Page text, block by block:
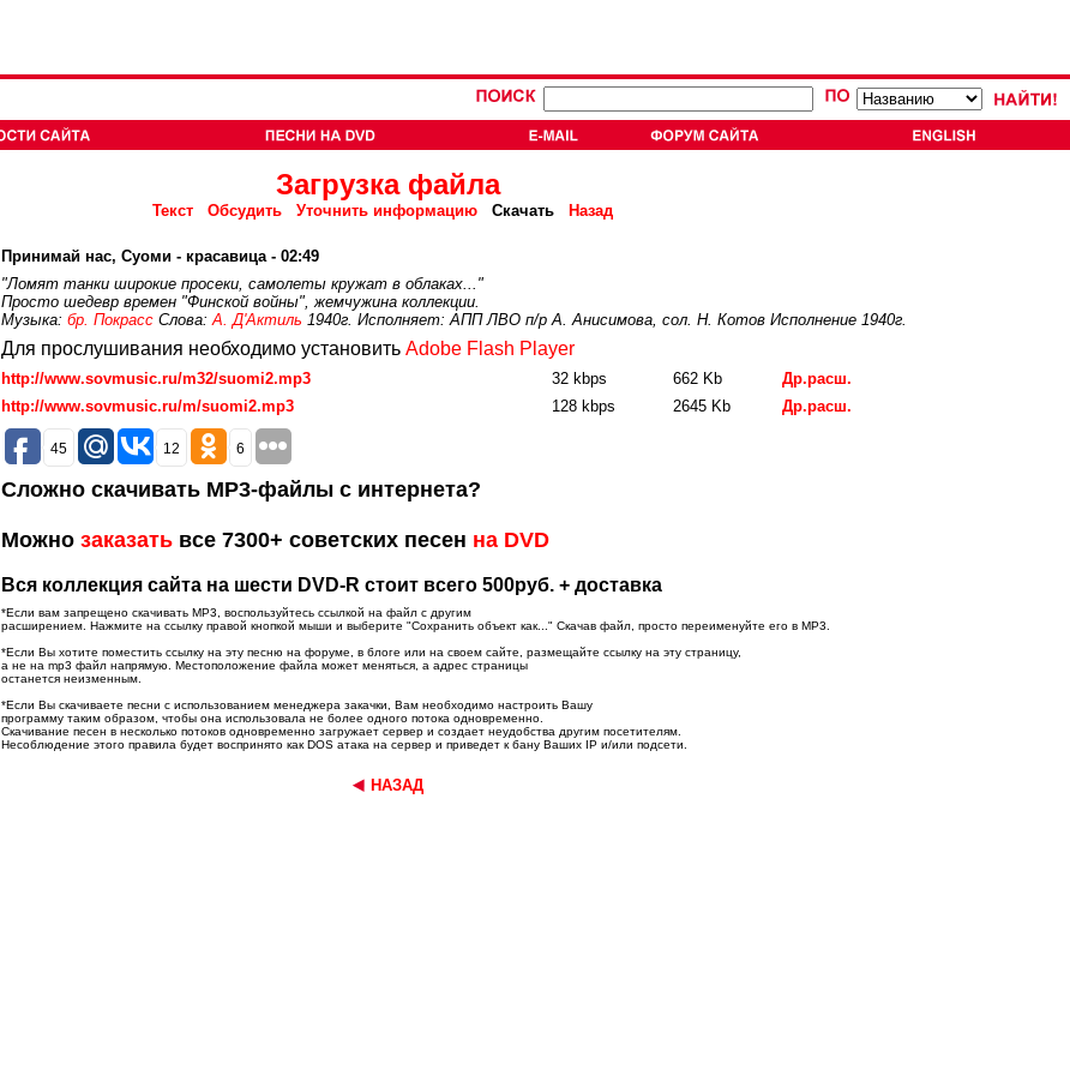
Загрузка файла
Текст Обсудить Уточнить информацию Скачать Назад
Принимай нас, Суоми - красавица - 02:49
"Ломят танки широкие просеки, самолеты кружат в облаках..."
Просто шедевр времен "Финской войны", жемчужина коллекции.
Музыка: бр. ПокрассСлова:А. Д'Актиль 1940г. Исполняет: АПП ЛВО п/р А. Анисимова, сол. Н. Котов Исполнение 1940г.
Для прослушивания необходимо установить Adobe Flash Player
http://www.sovmusic.ru/m32/suomi2.mp3 32 kbps 662 Kb
Др.расш.
http://www.sovmusic.ru/m/suomi2.mp3 128 kbps 2645 Kb
Др.расш.
45 12 6
Сложно скачивать MP3-файлы с интернета?
Можно заказатьвсе 7300+ советских песен на DVD
Вся коллекция сайта на шести DVD-R стоит всего 500руб. + доставка
*Если вам запрещено скачивать MP3, воспользуйтесь ссылкой на файл с другим
расширением. Нажмите на ссылку правой кнопкой мыши и выберите "Сохранить объект как..." Скачав файл, просто переименуйте его в MP3.
*Если Вы хотите поместить ссылку на эту песню на форуме, в блоге или на своем сайте, размещайте ссылку на эту страницу,
а не на mp3 файл напрямую. Местоположение файла может меняться, а адрес страницы
останется неизменным.
*Если Вы скачиваете песни с использованием менеджера закачки, Вам необходимо настроить Вашу
программу таким образом, чтобы она использовала не более одного потока одновременно.
Скачивание песен в несколько потоков одновременно загружает сервер и создает неудобства другим посетителям.
Несоблюдение этого правила будет воспринято как DOS атака на сервер и приведет к бану Ваших IP и/или подсети.
НАЗАД